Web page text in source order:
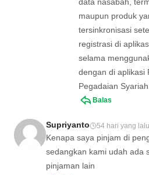
maupun produk
tersinkronisasi
registrasi di
selama
dengan di aplikasi
Pegadaian
Balas
Supriyanto 54 hari yang lalu
Kenapa saya pinjam di
sedangkan kami udah ada
pinjaman lain